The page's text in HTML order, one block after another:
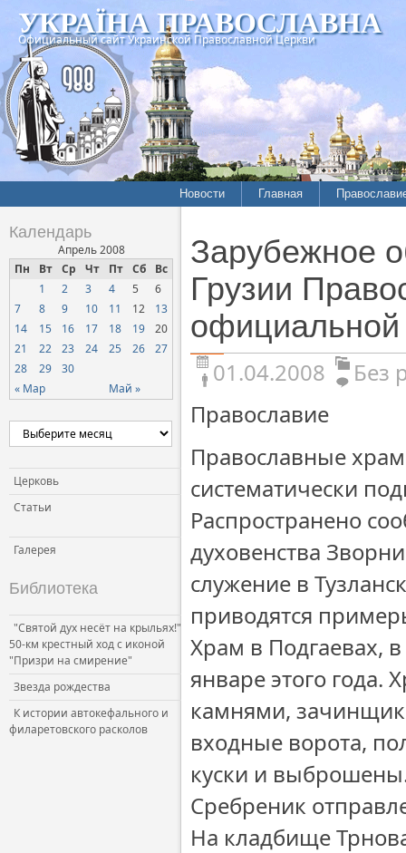
УКРАЇНА ПРАВОСЛАВНА
Официальный сайт Украинской Православной Церкви
Новости Главная
Календарь
Апрель 2008
Пн
Вт Ср Чт Пт Сб Вс
« Мар Май »
1 2 3 4 5
6
7
8 9 10 11 12
13
14
15 16 17 18 19
20
21
22 23 24 25 26
27
28
29 30
Церковь
Статьи
Галерея
Библиотека
"Святой дух несёт на крыльях!"
50-км крестный ход с иконой
"Призри на смирение"
Звезда рождества
К истории автокефального и
филаретовского расколов
Зарубежное
Грузии
официальной
01.04.2008
Без
Православие
Православные
систематически
Распространено
духовенства
служение в
приводятся
Храм в Подгаевах,
январе этого года.
камнями,
входные ворота,
куски и
Сребреник
На кладбище